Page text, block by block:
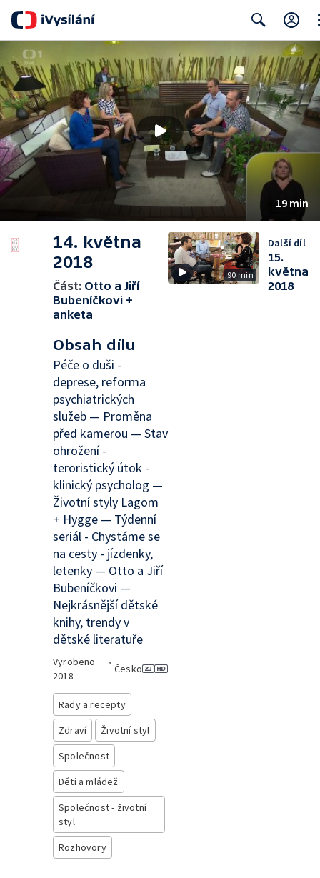
19 min
14. května
2018
Část: Otto a Jiří
Bubeníčkovi +
anketa
Obsah dílu
Péče o duši -
deprese, reforma
psychiatrických
služeb — Proměna
před kamerou — Stav
ohrožení -
teroristický útok -
klinický psycholog —
Životní styly Lagom
+ Hygge — Týdenní
seriál - Chystáme se
na cesty - jízdenky,
letenky — Otto a Jiří
Bubeníčkovi —
Nejkrásnější dětské
knihy, trendy v
dětské literatuře
Vyrobeno
2018
•
Česko
Rady a recepty
Zdraví
Životní styl
Společnost
Děti a mládež
Společnost - životní
styl
Rozhovory
90 min
Další díl
15.
května
2018